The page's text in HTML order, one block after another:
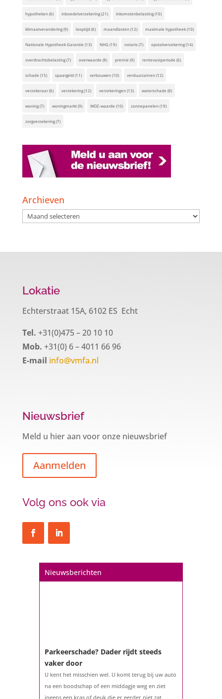
hypotheken(6) inboedelverzekering(21) inkomstenbelasting(10)
klimaatverandering(9) looptijd(6) maandlasten(12) maximale hypotheek(10)
Nationale Hypotheek Garantie (13) NHG(19) notaris(7) opstalverzekering(14)
overdrachtsbelasting(7) overwaarde (8) premie (9) rentevastperiode (6)
schade (15) spaargeld(11) verbouwen(10) verduurzamen(12)
verzekeraar(6) verzekering(12) verzekeringen(13) waterschade (8)
woning(7) woningmarkt(9) WOZ-waarde (10) zonnepanelen(19)
zorgverzekering(7)
Archieven
Archieven
Lokatie
Echterstraat 15A, 6102 ES Echt
Tel. +31(0)475 – 20 10 10
Mob. +31(0) 6 – 4011 66 96
E-mail info@vmfa.nl
Nieuwsbrief
Meld u hier aan voor onze nieuwsbrief
Aanmelden
Volg ons ook via
Nieuwsberichten
Een hypotheek na uw 57e? Er zijn
De woningmarkt is nog steeds in beweging.
Misschien denkt u na over verhuizen, verbouwen
het eigenlijk met een hypotheek als u 57 jaar of
ouder bent?...
Parkeerschade? Dader rijdt steeds
vaker door
U kent het misschien wel. U komt terug bij uw auto
na een boodschap of een middagje weg en ziet
ineens een kras of deuk die er eerder niet zat.